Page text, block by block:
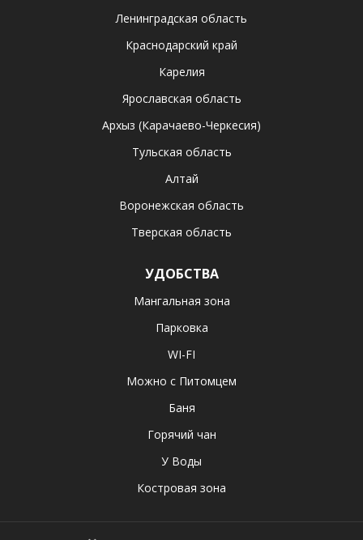
Ленинградская область
Краснодарский край
Карелия
Ярославская область
Архыз (Карачаево-Черкесия)
Тульская область
Алтай
Воронежская область
Тверская область
УДОБСТВА
Мангальная зона
Парковка
WI-FI
Можно с Питомцем
Баня
Горячий чан
У Воды
Костровая зона